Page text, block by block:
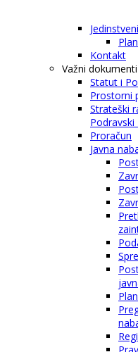
Kontakt
Važni dokumenti
Statut i
Prostorni
Strateški
Proračun
Javna